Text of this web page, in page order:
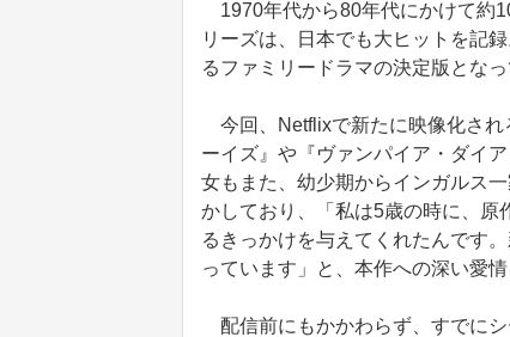
1970年代から80年代にかけて約
リーズは、日本でも大ヒットを記
るファミリードラマの決定版となっ
今回、Netflixで新たに映像化され
ーイズ』や『ヴァンパイア・ダイ
女もまた、幼少期からインガルス
かしており、「私は5歳の時に、原
るきっかけを与えてくれたんです
っています」と、本作への深い愛情
配信前にもかかわらず、すでに